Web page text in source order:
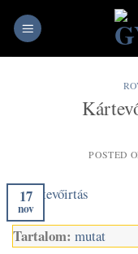
POSTED
17
nov
Tartalom: mutat